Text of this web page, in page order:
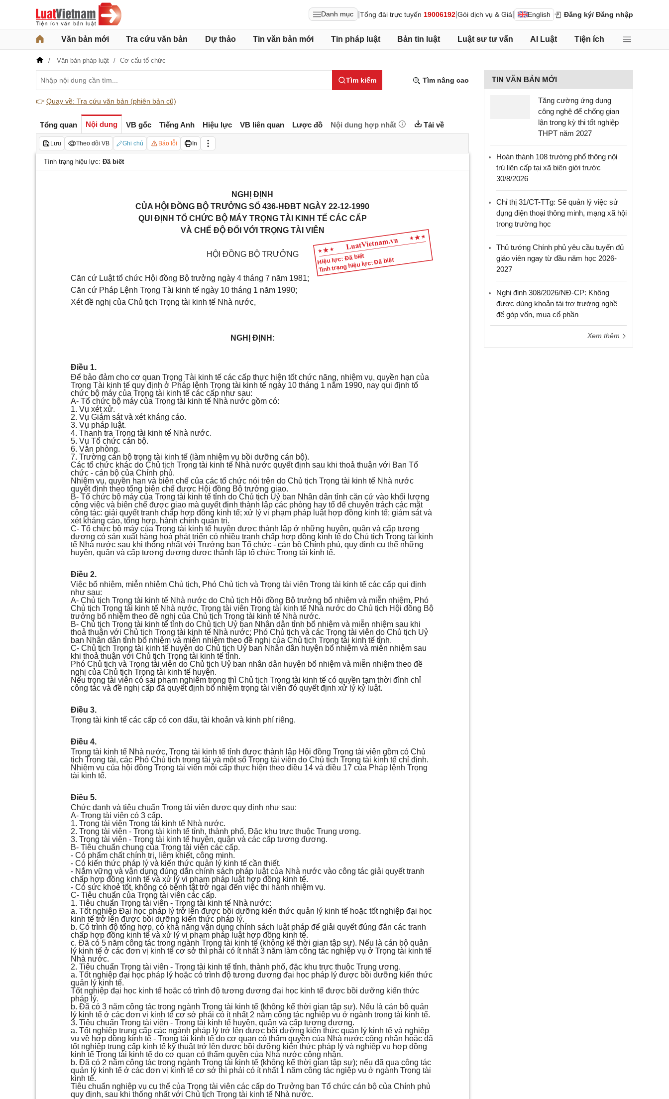
Danh mục Tổng đài trực tuyến 19006192 Gói dịch vụ & Giá English Đăng ký/ Đăng nhập
Văn bản mới Tra cứu văn bản Dự thảo Tin văn bản mới Tin pháp luật Bản tin luật Luật sư tư vấn AI Luật Tiện ích
Văn bản pháp luật Cơ cấu tổ chức
Tìm kiếm Tìm nâng cao
👉 Quay về: Tra cứu văn bản (phiên bản cũ)
Tổng quan Nội dung VB gốc Tiếng Anh Hiệu lực VB liên quan Lược đồ Nội dung hợp nhất Tải về
Lưu Theo dõi VB Ghi chú Báo lỗi In
Tình trạng hiệu lực: Đã biết
Hiệu lực: Đã biết
Tình trạng hiệu lực: Đã biết
NGHỊ ĐỊNH
CỦA HỘI ĐỒNG BỘ TRƯỞNG SỐ 436-HĐBT NGÀY 22-12-1990
QUI ĐỊNH TỔ CHỨC BỘ MÁY TRỌNG TÀI KINH TẾ CÁC CẤP
VÀ CHẾ ĐỘ ĐỐI VỚI TRỌNG TÀI VIÊN
HỘI ĐỒNG BỘ TRƯỞNG
Căn cứ Luật tổ chức Hội đồng Bộ trưởng ngày 4 tháng 7 năm 1981;
Căn cứ Pháp Lệnh Trọng Tài kinh tế ngày 10 tháng 1 năm 1990;
Xét đề nghị của Chủ tịch Trọng tài kinh tế Nhà nước,
NGHỊ ĐỊNH:
Điều 1.
Để bảo đảm cho cơ quan Trọng Tài kinh tế các cấp thực hiện tốt chức năng, nhiệm vụ, quyền hạn của
Trọng Tài kinh tế quy định ở Pháp lệnh Trọng tài kinh tế ngày 10 tháng 1 năm 1990, nay qui định tổ
chức bộ máy của Trọng tài kinh tế các cấp như sau:
A- Tổ chức bộ máy của Trọng tài kinh tế Nhà nước gồm có:
1. Vụ xét xử.
2. Vụ Giám sát và xét kháng cáo.
3. Vụ pháp luật.
4. Thanh tra Trọng tài kinh tế Nhà nước.
5. Vụ Tổ chức cán bộ.
6. Văn phòng.
7. Trường cán bộ trọng tài kinh tế (làm nhiệm vụ bồi dưỡng cán bộ).
Các tổ chức khác do Chủ tịch Trọng tài kinh tế Nhà nước quyết định sau khi thoả thuận với Ban Tổ
chức - cán bộ của Chính phủ.
Nhiệm vụ, quyền hạn và biên chế của các tổ chức nói trên do Chủ tịch Trọng tài kinh tế Nhà nước
quyết định theo tổng biên chế được Hội đồng Bộ trưởng giao.
B- Tổ chức bộ máy của Trọng tài kinh tế tỉnh do Chủ tịch Uỷ ban Nhân dân tỉnh căn cứ vào khối lượng
công việc và biên chế được giao mà quyết định thành lập các phòng hay tổ để chuyên trách các mặt
công tác: giải quyết tranh chấp hợp đồng kinh tế; xử lý vi phạm pháp luật hợp đồng kinh tế; giám sát và
xét kháng cáo, tổng hợp, hành chính quản trị.
C- Tổ chức bộ máy của Trọng tài kinh tế huyện được thành lập ở những huyện, quận và cấp tương
đương có sản xuất hàng hoá phát triển có nhiều tranh chấp hợp đồng kinh tế do Chủ tịch Trọng tài kinh
tế Nhà nước sau khi thống nhất với Trưởng ban Tổ chức - cán bộ Chính phủ, quy định cụ thể những
huyện, quận và cấp tương đương được thành lập tổ chức Trọng tài kinh tế.
Điều 2.
Việc bổ nhiệm, miễn nhiệm Chủ tịch, Phó Chủ tịch và Trọng tài viên Trọng tài kinh tế các cấp qui định
như sau:
A- Chủ tịch Trọng tài kinh tế Nhà nước do Chủ tịch Hội đồng Bộ trưởng bổ nhiệm và miễn nhiệm, Phó
Chủ tịch Trọng tài kinh tế Nhà nước, Trọng tài viên Trọng tài kinh tế Nhà nước do Chủ tịch Hội đồng Bộ
trưởng bổ nhiệm theo đề nghị của Chủ tịch Trọng tài kinh tế Nhà nước.
B- Chủ tịch Trọng tài kinh tế tỉnh do Chủ tịch Uỷ ban Nhân dân tỉnh bổ nhiệm và miễn nhiệm sau khi
thoả thuận với Chủ tịch Trọng tài kinh tế Nhà nước; Phó Chủ tịch và các Trọng tài viên do Chủ tịch Uỷ
ban Nhân dân tỉnh bổ nhiệm và miễn nhiệm theo đề nghị của Chủ tịch Trọng tài kinh tế tỉnh.
C- Chủ tịch Trọng tài kinh tế huyện do Chủ tịch Uỷ ban Nhân dân huyện bổ nhiệm và miễn nhiệm sau
khi thoả thuận với Chủ tịch Trọng tài kinh tế tỉnh.
Phó Chủ tịch và Trọng tài viên do Chủ tịch Uỷ ban nhân dân huyện bổ nhiệm và miễn nhiệm theo đề
nghị của Chủ tịch Trọng tài kinh tế huyện.
Nếu trọng tài viên có sai phạm nghiêm trọng thì Chủ tịch Trọng tài kinh tế có quyền tạm thời đình chỉ
công tác và đề nghị cấp đã quyết định bổ nhiệm trọng tài viên đó quyết định xử lý kỷ luật.
Điều 3.
Trọng tài kinh tế các cấp có con dấu, tài khoản và kinh phí riêng.
Điều 4.
Trọng tài kinh tế Nhà nước, Trọng tài kinh tế tỉnh được thành lập Hội đồng Trọng tài viên gồm có Chủ
tịch Trọng tài, các Phó Chủ tịch trọng tài và một số Trọng tài viên do Chủ tịch Trọng tài kinh tế chỉ định.
Nhiệm vụ của hội đồng Trọng tài viên mỗi cấp thực hiện theo điều 14 và điều 17 của Pháp lệnh Trọng
tài kinh tế.
Điều 5.
Chức danh và tiêu chuẩn Trọng tài viên được quy định như sau:
A- Trọng tài viên có 3 cấp.
1. Trọng tài viên Trọng tài kinh tế Nhà nước.
2. Trọng tài viên - Trọng tài kinh tế tỉnh, thành phố, Đặc khu trực thuộc Trung ương.
3. Trọng tài viên - Trọng tài kinh tế huyện, quận và các cấp tương đương.
B- Tiêu chuẩn chung của Trọng tài viên các cấp.
- Có phẩm chất chính trị, liêm khiết, công minh.
- Có kiến thức pháp lý và kiến thức quản lý kinh tế cần thiết.
- Nắm vững và vận dụng đúng dắn chính sách pháp luật của Nhà nước vào công tác giải quyết tranh
chấp hợp đồng kinh tế và xử lý vi phạm pháp luật hợp đồng kinh tế.
- Có sức khoẻ tốt, không có bệnh tật trở ngại đến việc thi hành nhiệm vụ.
C- Tiêu chuẩn của Trọng tài viên các cấp.
1. Tiêu chuẩn Trọng tài viên - Trọng tài kinh tế Nhà nước:
a. Tốt nghiệp Đại học pháp lý trở lên được bồi dưỡng kiến thức quản lý kinh tế hoặc tốt nghiệp đại học
kinh tế trở lên được bồi dưỡng kiến thức pháp lý.
b. Có trình độ tổng hợp, có khả năng vận dụng chính sách luật pháp để giải quyết đúng đắn các tranh
chấp hợp đồng kinh tế và xử lý vi phạm pháp luật hợp đồng kinh tế.
c. Đã có 5 năm công tác trong ngành Trọng tài kinh tế (không kể thời gian tập sự). Nếu là cán bộ quản
lý kinh tế ở các đơn vị kinh tế cơ sở thì phải có ít nhất 3 năm làm công tác nghiệp vụ ở Trọng tài kinh tế
Nhà nước.
2. Tiêu chuẩn Trọng tài viên - Trọng tài kinh tế tỉnh, thành phố, đặc khu trực thuộc Trung ương.
a. Tốt nghiệp đại học pháp lý hoặc có trình độ tương đương đại học pháp lý được bồi dưỡng kiến thức
quản lý kinh tế.
Tốt nghiệp đại học kinh tế hoặc có trình độ tương đương đại học kinh tế được bồi dưỡng kiến thức
pháp lý.
b. Đã có 3 năm công tác trong ngành Trọng tài kinh tế (không kể thời gian tập sự). Nếu là cán bộ quản
lý kinh tế ở các đơn vị kinh tế cơ sở phải có ít nhất 2 năm công tác nghiệp vụ ở ngành trọng tài kinh tế.
3. Tiêu chuẩn Trọng tài viên - Trọng tài kinh tế huyện, quận và cấp tương đương.
a. Tốt nghiệp trung cấp các ngành pháp lý trở lên được bồi dưỡng kiến thức quản lý kinh tế và nghiệp
vụ về hợp đồng kinh tế - Trọng tài kinh tế do cơ quan có thẩm quyền của Nhà nước công nhận hoặc đã
tốt nghiệp trung cấp kinh tế kỹ thuật trở lên được bồi dưỡng kiến thức pháp lý và nghiệp vụ hợp đồng
kinh tế Trọng tài kinh tế do cơ quan có thẩm quyền của Nhà nước công nhận.
b. Đã có 2 năm công tác trong ngành Trọng tài kinh tế (không kể thời gian tập sự); nếu đã qua công tác
quản lý kinh tế ở các đơn vị kinh tế cơ sở thì phải có ít nhất 1 năm công tác ngiệp vụ ở ngành Trọng tài
kinh tế.
Tiêu chuẩn nghiệp vụ cụ thể của Trọng tài viên các cấp do Trưởng ban Tổ chức cán bộ của Chính phủ
quy định, sau khi thống nhất với Chủ tịch Trọng tài kinh tế Nhà nước.
TIN VĂN BẢN MỚI
Tăng cường ứng dụng
công nghệ để chống gian
lận trong kỳ thi tốt nghiệp
THPT năm 2027
Hoàn thành 108 trường phổ thông nội
trú liên cấp tại xã biên giới trước
30/8/2026
Chỉ thị 31/CT-TTg: Sẽ quản lý việc sử
dụng điện thoại thông minh, mạng xã hội
trong trường học
Thủ tướng Chính phủ yêu cầu tuyển đủ
giáo viên ngay từ đầu năm học 2026-
2027
Nghị định 308/2026/NĐ-CP: Không
được dùng khoản tài trợ trường nghề
để góp vốn, mua cổ phần
Xem thêm